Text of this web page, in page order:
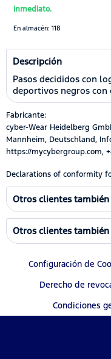
inmediato.
En almacén: 118
Descripción
Pasos decididos con
deportivos negros con
Fabricante:
cyber-Wear Heidelberg
Mannheim, Deutschland,
https://mycybergroup.com,
Declarations of conformity
Otros clientes
Otros clientes
Configuración de
Derecho de
Condiciones